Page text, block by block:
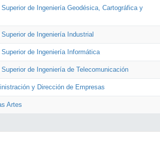
de Ingeniería Geodésica, Cartográfica y
de Ingeniería Industrial
de Ingeniería Informática
de Ingeniería de Telecomunicación
y Dirección de Empresas
Artes